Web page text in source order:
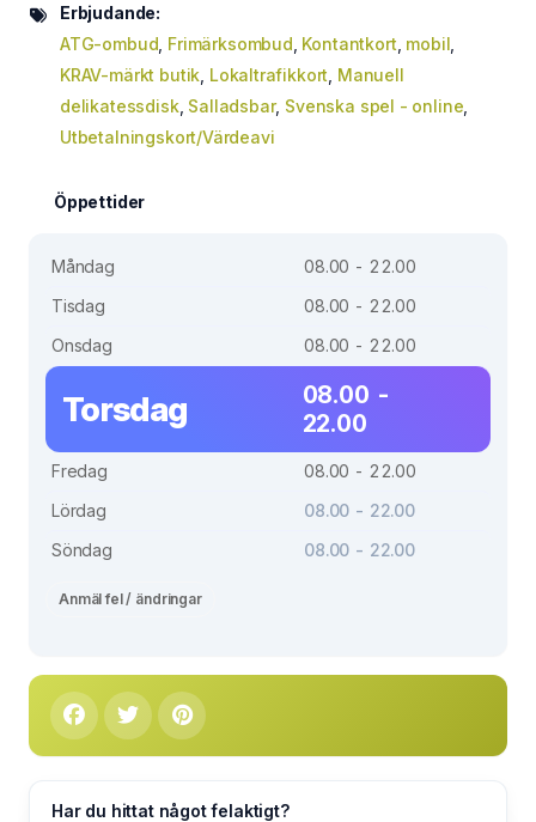
Erbjudande:
ATG-ombud Frimärksombud Kontantkort mobil
KRAV-märkt butik Lokaltrafikkort Manuell
delikatessdisk, Salladsbar, Svenska spel - online
Utbetalningskort/Värdeavi
Öppettider
Måndag
08.00 - 22.00
Tisdag
08.00 - 22.00
Onsdag
08.00 - 22.00
Torsdag
08.00 -
22.00
Fredag
08.00 - 22.00
Lördag
08.00 - 22.00
Söndag
08.00 - 22.00
Anmäl fel / ändringar
Har du hittat något felaktigt?